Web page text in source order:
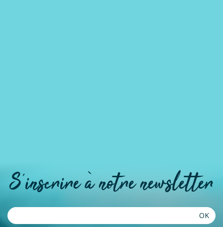
S'inscrire à notre newsletter
OK